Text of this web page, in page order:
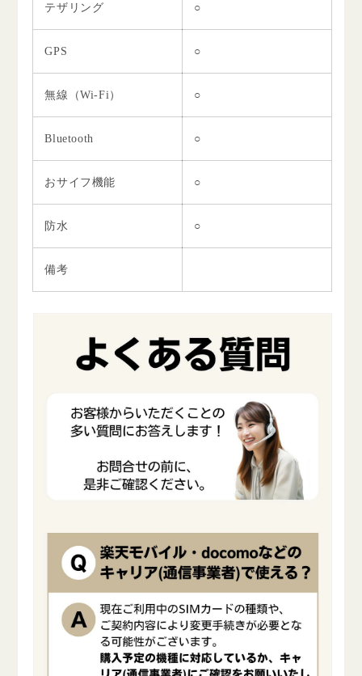
テザリング ○
GPS ○
無線（Wi-Fi） ○
Bluetooth ○
おサイフ機能 ○
防水 ○
備考